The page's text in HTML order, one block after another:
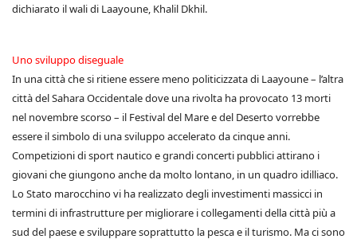
dichiarato il wali di Laayoune, Khalil Dkhil.
Uno sviluppo diseguale
In una città che si ritiene essere meno politicizzata di Laayoune – l’altra
città del Sahara Occidentale dove una rivolta ha provocato 13 morti
nel novembre scorso – il Festival del Mare e del Deserto vorrebbe
essere il simbolo di una sviluppo accelerato da cinque anni.
Competizioni di sport nautico e grandi concerti pubblici attirano i
giovani che giungono anche da molto lontano, in un quadro idilliaco.
Lo Stato marocchino vi ha realizzato degli investimenti massicci in
termini di infrastrutture per migliorare i collegamenti della città più a
sud del paese e sviluppare soprattutto la pesca e il turismo. Ma ci sono